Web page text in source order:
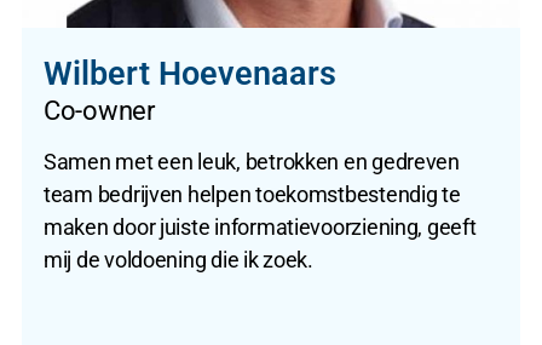
Wilbert Hoevenaars
Co-owner
Samen met een leuk, betrokken en gedreven
team bedrijven helpen toekomstbestendig te
maken door juiste informatievoorziening, geeft
mij de voldoening die ik zoek.